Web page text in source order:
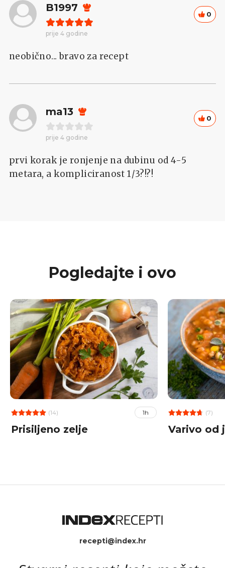
B1997
prije 4 godine
0
neobično... bravo za recept
ma13
prije 4 godine
0
prvi korak je ronjenje na dubinu od 4-5
metara, a kompliciranost 1/3?!?!
Pogledajte i ovo
(14) 1h
Prisiljeno zelje
(7)
Varivo od
recepti@index.hr